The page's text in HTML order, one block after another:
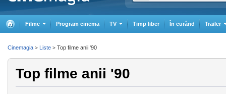
Filme Program cinema TV Timp liber În curând Trailer
Top filme anii '90
Cinemagia > Liste > Top filme anii '90